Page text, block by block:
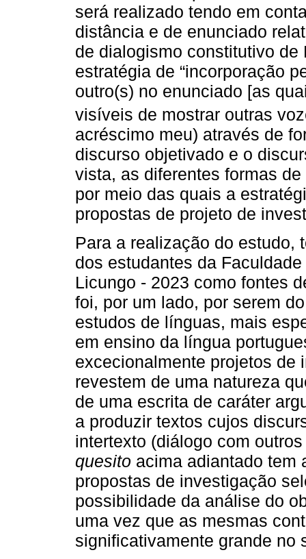
será realizado tendo em
distância e de enunciado
de dialogismo constitutivo
estratégia de “incorporação
outro(s) no enunciado [as
visíveis de mostrar outras
acréscimo meu) através de
discurso objetivado e o
vista, as diferentes formas
por meio das quais a
propostas de projeto de
Para a realização do estudo,
dos estudantes da
Licungo - 2023 como fontes
foi, por um lado, por serem
estudos de línguas, mais
em ensino da língua
excecionalmente projetos de
revestem de uma natureza
de uma escrita de caráter
a produzir textos cujos
intertexto (diálogo com
quesito acima adiantado tem
propostas de investigação
possibilidade da análise do
uma vez que as mesmas
significativamente grande no